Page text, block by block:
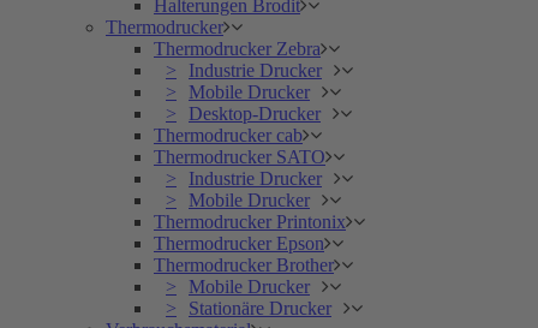
Halterungen Brodit
Thermodrucker
Thermodrucker Zebra
Industrie Drucker
Mobile Drucker
Desktop-Drucker
Thermodrucker cab
Thermodrucker SATO
Industrie Drucker
Mobile Drucker
Thermodrucker Printonix
Thermodrucker Epson
Thermodrucker Brother
Mobile Drucker
Stationäre Drucker